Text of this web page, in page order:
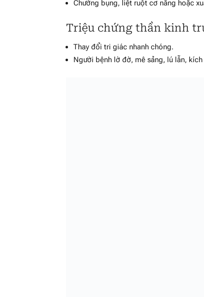
Chướng bụng, liệt ruột cơ năng hoặc
Triệu chứng thần kinh
Thay đổi tri giác nhanh chóng.
Người bệnh lờ đờ, mê sảng, lú lẫn,